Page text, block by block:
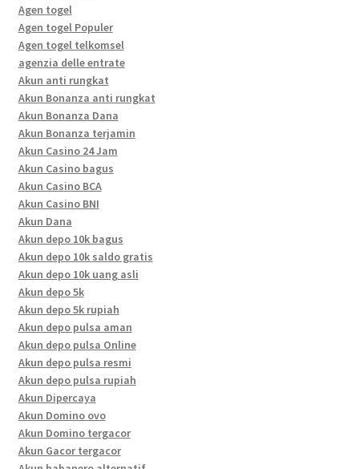
Agen togel
Agen togel Populer
Agen togel telkomsel
agenzia delle entrate
Akun anti rungkat
Akun Bonanza anti rungkat
Akun Bonanza Dana
Akun Bonanza terjamin
Akun Casino 24 Jam
Akun Casino bagus
Akun Casino BCA
Akun Casino BNI
Akun Dana
Akun depo 10k bagus
Akun depo 10k saldo gratis
Akun depo 10k uang asli
Akun depo 5k
Akun depo 5k rupiah
Akun depo pulsa aman
Akun depo pulsa Online
Akun depo pulsa resmi
Akun depo pulsa rupiah
Akun Dipercaya
Akun Domino ovo
Akun Domino tergacor
Akun Gacor tergacor